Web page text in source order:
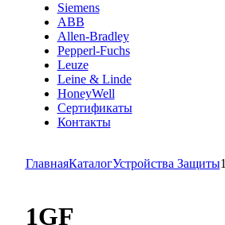
Siemens
ABB
Allen-Bradley
Pepperl-Fuchs
Leuze
Leine & Linde
HoneyWell
Сертификаты
Контакты
ГлавнаяКаталогУстройства Защиты
1GF